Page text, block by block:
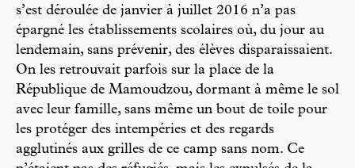
s’est déroulée de janvier à juillet 2016 n’a pas
épargné les établissements scolaires où, du jour au
lendemain, sans prévenir, des élèves disparaissaient.
On les retrouvait parfois sur la place de la
République de Mamoudzou, dormant à même le sol
avec leur famille, sans même un bout de toile pour
les protéger des intempéries et des regards
agglutinés aux grilles de ce camp sans nom. Ce